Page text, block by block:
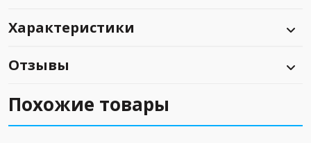
Характеристики
Отзывы
Похожие товары